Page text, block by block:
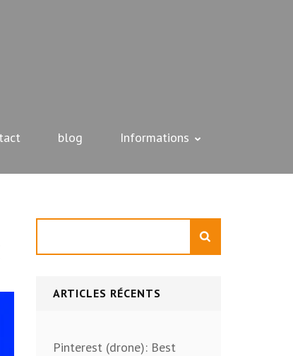
blog Informations
ARTICLES RÉCENTS
Pinterest (drone): Best